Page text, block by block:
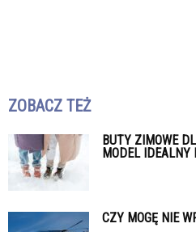
ZOBACZ TEŻ
BUTY ZIMOWE
MODEL IDEALNY
CZY MOGĘ NIE